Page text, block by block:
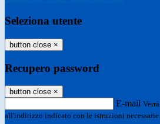
Seleziona utente
button close ×
Recupero password
button close ×
E-mail
all'indirizzo indicato con le istruzioni necessarie.